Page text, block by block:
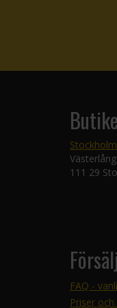
111 29
FAQ -
Priser